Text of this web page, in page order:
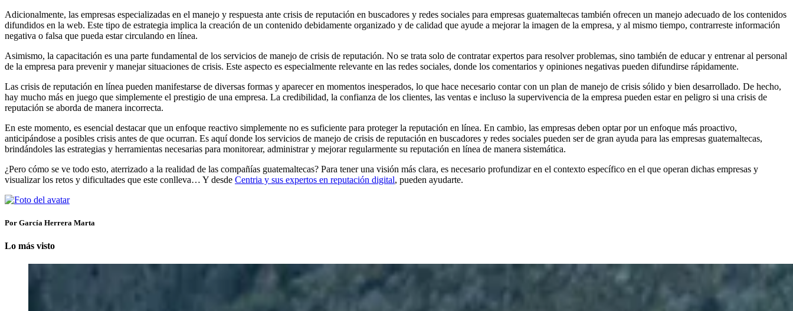
Adicionalmente, las empresas especializadas en el manejo y respuesta ante crisis de reputación en buscadores y redes sociales para empresas guatemaltecas también ofrecen un manejo adecuado de los contenidos
difundidos en la web. Este tipo de estrategia implica la creación de un contenido debidamente organizado y de calidad que ayude a mejorar la imagen de la empresa, y al mismo tiempo, contrarreste información
negativa o falsa que pueda estar circulando en línea.
Asimismo, la capacitación es una parte fundamental de los servicios de manejo de crisis de reputación. No se trata solo de contratar expertos para resolver problemas, sino también de educar y entrenar al personal
de la empresa para prevenir y manejar situaciones de crisis. Este aspecto es especialmente relevante en las redes sociales, donde los comentarios y opiniones negativas pueden difundirse rápidamente.
Las crisis de reputación en línea pueden manifestarse de diversas formas y aparecer en momentos inesperados, lo que hace necesario contar con un plan de manejo de crisis sólido y bien desarrollado. De hecho,
hay mucho más en juego que simplemente el prestigio de una empresa. La credibilidad, la confianza de los clientes, las ventas e incluso la supervivencia de la empresa pueden estar en peligro si una crisis de
reputación se aborda de manera incorrecta.
En este momento, es esencial destacar que un enfoque reactivo simplemente no es suficiente para proteger la reputación en línea. En cambio, las empresas deben optar por un enfoque más proactivo,
anticipándose a posibles crisis antes de que ocurran. Es aquí donde los servicios de manejo de crisis de reputación en buscadores y redes sociales pueden ser de gran ayuda para las empresas guatemaltecas,
brindándoles las estrategias y herramientas necesarias para monitorear, administrar y mejorar regularmente su reputación en línea de manera sistemática.
¿Pero cómo se ve todo esto, aterrizado a la realidad de las compañías guatemaltecas? Para tener una visión más clara, es necesario profundizar en el contexto específico en el que operan dichas empresas y
visualizar los retos y dificultades que este conlleva… Y desde Centria y sus expertos en reputación digital, pueden ayudarte.
Por García Herrera Marta
Lo más visto